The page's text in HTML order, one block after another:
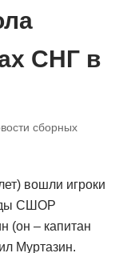
СНГ в
сборных
вошли игроки
СШОР
(он – капитан
Муртазин.